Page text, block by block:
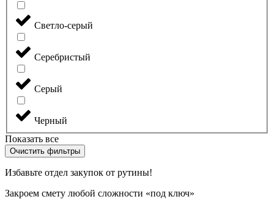
Светло-серый
Серебристый
Серый
Черный
Показать все
Очистить фильтры
Избавьте отдел закупок от рутины!
Закроем смету любой сложности «под ключ»